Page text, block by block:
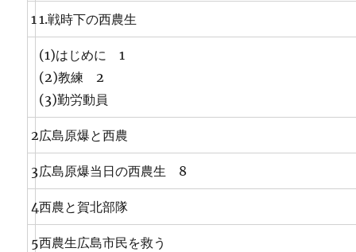
11.戦時下の西農生
(1)はじめに 1
(2)教練 2
(3)勤労動員
2広島原爆と西農
3広島原爆当日の西農生 8
4西農と賀北部隊
5西農生広島市民を救う